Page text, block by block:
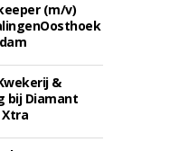
(m/v)
&
bij Diamant